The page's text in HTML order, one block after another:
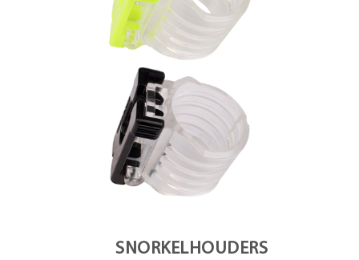
SNORKELHOUDERS